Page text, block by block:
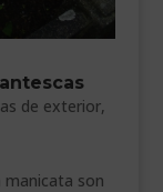
de exterior,
manicata son